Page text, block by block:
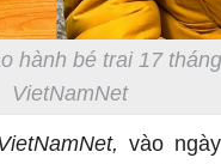
hành bé trai 17
VietNamNet
vào